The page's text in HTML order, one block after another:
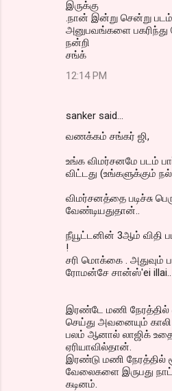
இருக்கு
.நான் இன்று சென்று
அனுபவங்களை
நன்றி
சங்க்
12:14 PM
sanker said…
வணக்கம் சங்கர் ஜி,
உங்க விமர்சனமே படம்
விட்டது (உங்களுக்கும்
விமர்சனத்தை படிச்சு
வேண்டியதுதான்..
நீயூட்டனின் 3ஆம் விதி
!
சரி மொக்கை . அதுவும்
ரோமன்சே சான்ஸ்'ei illai..
இரண்டே மணி நேரத்தில்
செய்து அவனையும்
பலம் ஆனால் லாஜிக்
ஏரியாவில்தான்.
இரண்டு மணி நேரத்தில்
வேலைகளை இருபது
கடினம்.